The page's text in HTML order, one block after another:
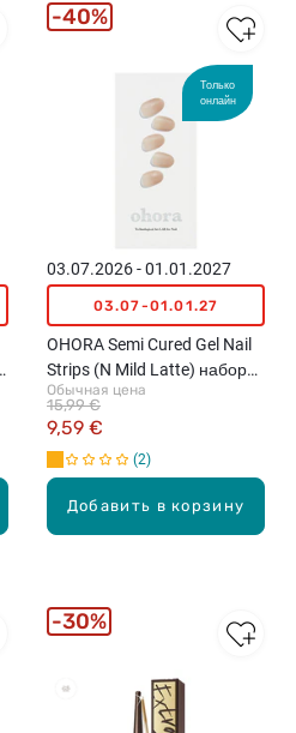
Только
онлайн
Добавить в корзину
03.07.2026 - 01.01.2027
03.07-01.01.27
OHORA Semi Cured Gel Nail
Strips (N Mild Latte) набор
гелевых наклеек для
маникюра, 30 наклеек
Обычная цена
9,59 €
15,99 €
2
40%
30%